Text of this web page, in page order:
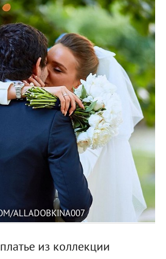
ALLADOBKINA007
из коллекции